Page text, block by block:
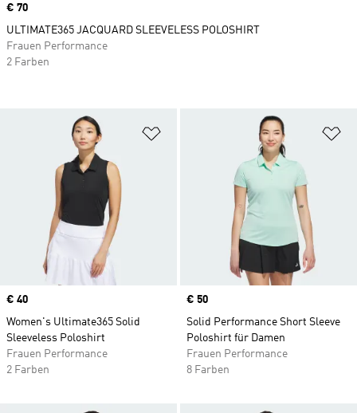
Zur Wunschliste hinzufügen
Price
€ 40
Women's Ultimate365 Solid
Sleeveless Poloshirt
Frauen Performance
2 Farben
Price
€ 50
Solid Performance Short Sleeve
Poloshirt für Damen
Frauen Performance
8 Farben
Price
€ 70
ULTIMATE365 JACQUARD SLEEVELESS POLOSHIRT
Frauen Performance
2 Farben